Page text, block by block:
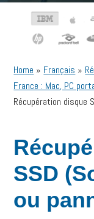
Home » Français »
France : Mac, PC
Récupération disque
SSD
ou